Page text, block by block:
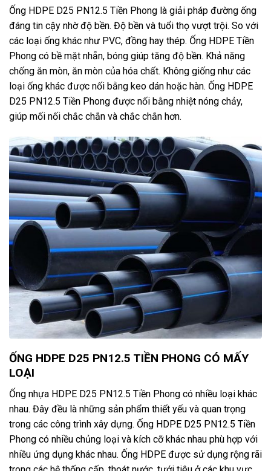
Ống HDPE D25 PN12.5 Tiền Phong là giải pháp đường ống
đáng tin cậy nhờ độ bền. Độ bền và tuổi thọ vượt trội. So với
các loại ống khác như PVC, đồng hay thép. Ống HDPE Tiền
Phong có bề mặt nhẵn, bóng giúp tăng độ bền. Khả năng
chống ăn mòn, ăn mòn của hóa chất. Không giống như các
loại ống khác được nối bằng keo dán hoặc hàn. Ống HDPE
D25 PN12.5 Tiền Phong được nối bằng nhiệt nóng chảy,
giúp mối nối chắc chắn và chắc chắn hơn.
ỐNG HDPE D25 PN12.5 TIỀN PHONG CÓ MẤY
LOẠI
Ống nhựa HDPE D25 PN12.5 Tiền Phong có nhiều loại khác
nhau. Đây đều là những sản phẩm thiết yếu và quan trọng
trong các công trình xây dựng. Ống HDPE D25 PN12.5 Tiền
Phong có nhiều chủng loại và kích cỡ khác nhau phù hợp với
nhiều ứng dụng khác nhau. Ống HDPE được sử dụng rộng rãi